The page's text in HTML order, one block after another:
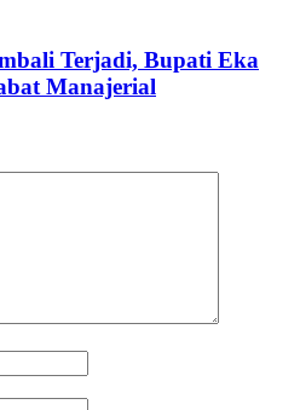
Terjadi, Bupati Eka
Manajerial